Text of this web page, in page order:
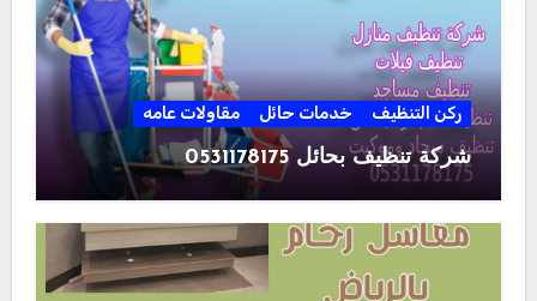
ركن التنظيف خدمات حائل مقاولات عامه
شركة تنظيف بحائل 0531178175